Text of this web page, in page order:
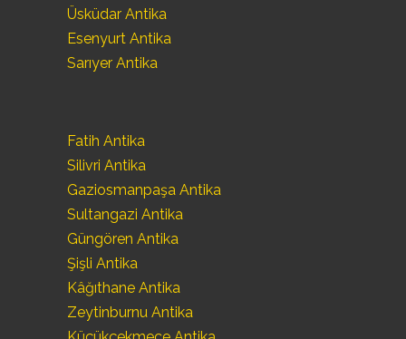
Üsküdar Antika
Esenyurt Antika
Sarıyer Antika
Fatih Antika
Silivri Antika
Gaziosmanpaşa Antika
Sultangazi Antika
Güngören Antika
Şişli Antika
Kâğıthane Antika
Zeytinburnu Antika